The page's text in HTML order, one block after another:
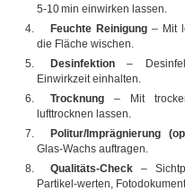
5‑10 min einwirken lassen.
Feuchte Reinigung – Mit
die Fläche wischen.
Desinfektion –
Einwirkzeit einhalten.
Trocknung – Mit
lufttrocknen lassen.
Politur/Imprägnierung
Glas‑Wachs auftragen.
Qualitäts‑Check –
Partikel‑werten,